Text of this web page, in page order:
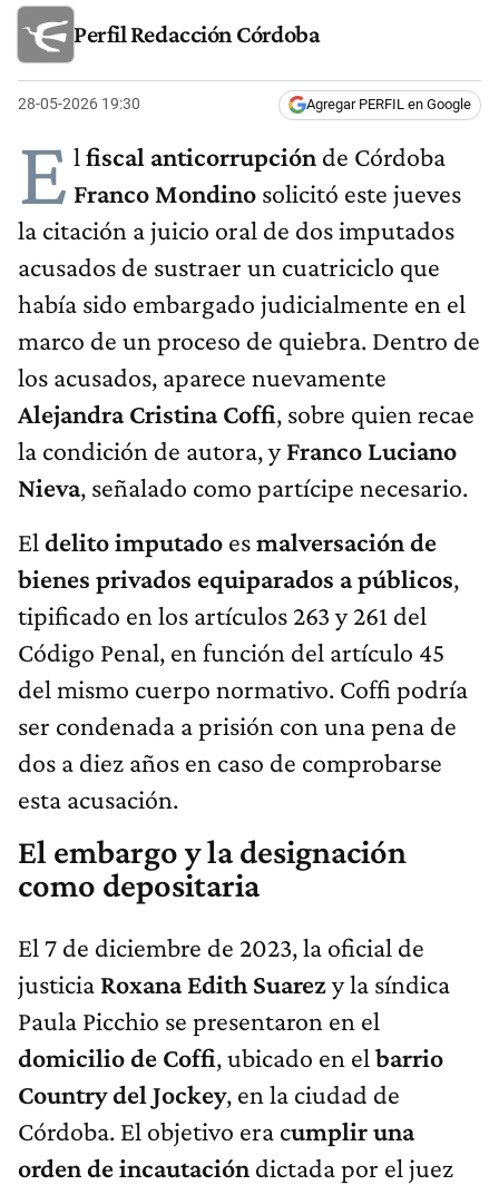
Perfil Redacción Córdoba
28-05-2026 19:30 Agregar PERFIL en Google
E l fiscal anticorrupción de Córdoba
Franco Mondino solicitó este jueves
la citación a juicio oral de dos imputados
acusados de sustraer un cuatriciclo que
había sido embargado judicialmente en el
marco de un proceso de quiebra. Dentro de
los acusados, aparece nuevamente
Alejandra Cristina Coffi, sobre quien recae
la condición de autora, yFranco Luciano
Nieva, señalado como partícipe necesario.
El delito imputado esmalversación de
bienes privados equiparados a públicos,
tipificado en los artículos 263 y 261 del
Código Penal, en función del artículo 45
del mismo cuerpo normativo. Coffi podría
ser condenada a prisión con una pena de
dos a diez años en caso de comprobarse
esta acusación.
El embargo y la designación
como depositaria
El 7 de diciembre de 2023, la oficial de
justicia Roxana Edith Suarezy la síndica
Paula Picchio se presentaron en el
domicilio de Coffi, ubicado en el barrio
Country del Jockey, en la ciudad de
Córdoba. El objetivo era cumplir una
orden de incautación dictada por el juez